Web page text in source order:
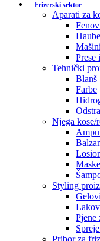
Frizerski sektor
Aparati za
Haube
Prese
Tehnički
Blanš
Farbe
Njega kose/
Styling
Pjene